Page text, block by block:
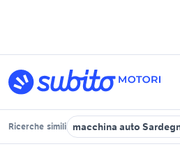
Ricerche simili macchina auto